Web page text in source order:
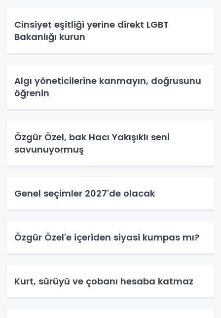
Cinsiyet eşitliği yerine direkt LGBT
Bakanlığı kurun
Algı yöneticilerine kanmayın, doğrusunu
öğrenin
Özgür Özel, bak Hacı Yakışıklı seni
savunuyormuş
Genel seçimler 2027'de olacak
Özgür Özel'e içeriden siyasi kumpas mı?
Kurt, sürüyü ve çobanı hesaba katmaz